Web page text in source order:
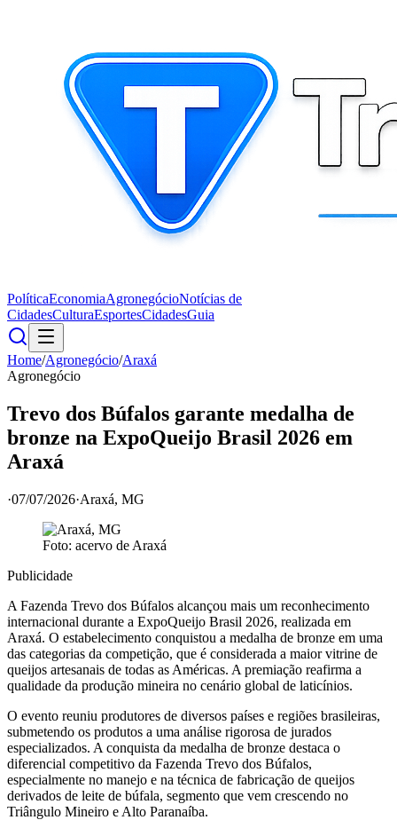
PolíticaEconomiaAgronegócioNotícias de
CidadesCulturaEsportesCidadesGuia
Home/Agronegócio/Araxá
Agronegócio
Trevo dos Búfalos garante medalha de
bronze na ExpoQueijo Brasil 2026 em
Araxá
·07/07/2026·Araxá, MG
Foto: acervo de Araxá
Publicidade
A Fazenda Trevo dos Búfalos alcançou mais um reconhecimento
internacional durante a ExpoQueijo Brasil 2026, realizada em
Araxá. O estabelecimento conquistou a medalha de bronze em uma
das categorias da competição, que é considerada a maior vitrine de
queijos artesanais de todas as Américas. A premiação reafirma a
qualidade da produção mineira no cenário global de laticínios.
O evento reuniu produtores de diversos países e regiões brasileiras,
submetendo os produtos a uma análise rigorosa de jurados
especializados. A conquista da medalha de bronze destaca o
diferencial competitivo da Fazenda Trevo dos Búfalos,
especialmente no manejo e na técnica de fabricação de queijos
derivados de leite de búfala, segmento que vem crescendo no
Triângulo Mineiro e Alto Paranaíba.